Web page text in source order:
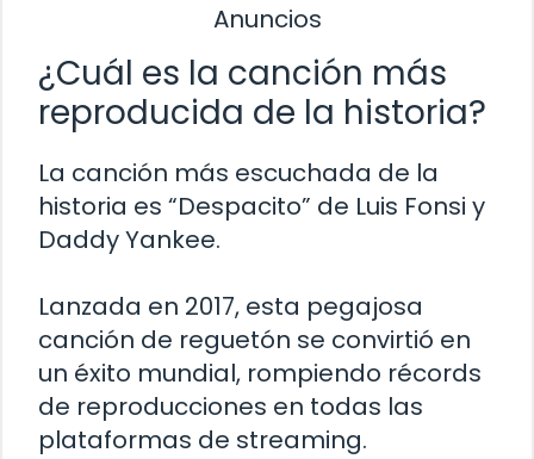
Anuncios
¿Cuál es la canción más
reproducida de la historia?
La canción más escuchada de la
historia es “Despacito” de Luis Fonsi y
Daddy Yankee.
Lanzada en 2017, esta pegajosa
canción de reguetón se convirtió en
un éxito mundial, rompiendo récords
de reproducciones en todas las
plataformas de streaming.